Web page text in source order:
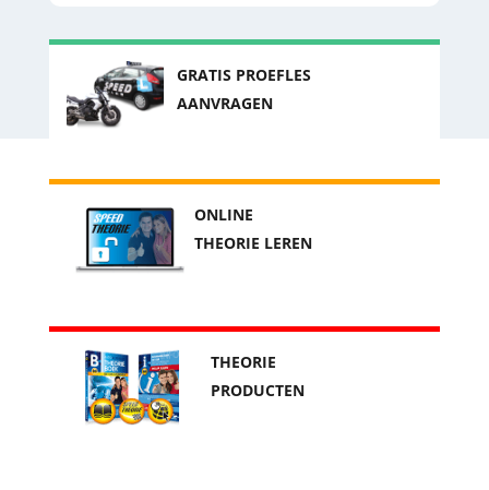
GRATIS PROEFLES
AANVRAGEN
ONLINE
THEORIE LEREN
THEORIE
PRODUCTEN